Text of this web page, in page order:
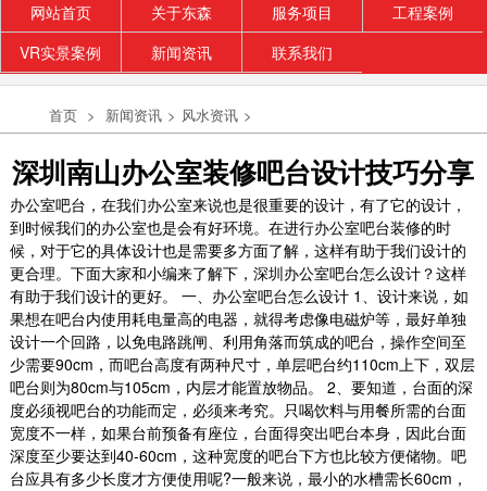
网站首页 关于东森 服务项目
工程案例
VR实景案例
新闻资讯 联系我们
首页 > 新闻资讯 > 风水资讯 >
深圳南山办公室装修吧台设计技巧分享
办公室吧台，在我们办公室来说也是很重要的设计，有了它的设计，
到时候我们的办公室也是会有好环境。在进行办公室吧台装修的时
候，对于它的具体设计也是需要多方面了解，这样有助于我们设计的
更合理。下面大家和小编来了解下，深圳办公室吧台怎么设计？这样
有助于我们设计的更好。 一、办公室吧台怎么设计 1、设计来说，如
果想在吧台内使用耗电量高的电器，就得考虑像电磁炉等，最好单独
设计一个回路，以免电路跳闸、利用角落而筑成的吧台，操作空间至
少需要90cm，而吧台高度有两种尺寸，单层吧台约110cm上下，双层
吧台则为80cm与105cm，内层才能置放物品。 2、要知道，台面的深
度必须视吧台的功能而定，必须来考究。只喝饮料与用餐所需的台面
宽度不一样，如果台前预备有座位，台面得突出吧台本身，因此台面
深度至少要达到40-60cm，这种宽度的吧台下方也比较方便储物。吧
台应具有多少长度才方便使用呢?一般来说，最小的水槽需长60cm，